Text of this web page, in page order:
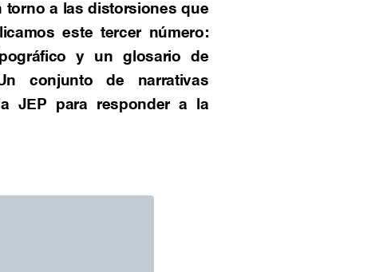
torno a las distorsiones que
este tercer número:
y un glosario de
conjunto de narrativas
JEP para responder a la